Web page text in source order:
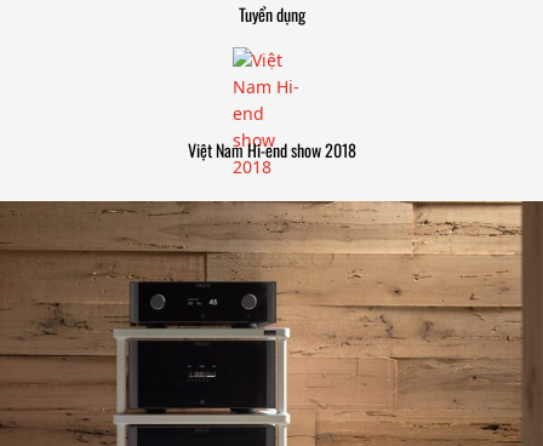
Tuyển dụng
Việt Nam Hi-end show 2018